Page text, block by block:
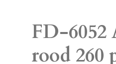
FD-6052
rood 260